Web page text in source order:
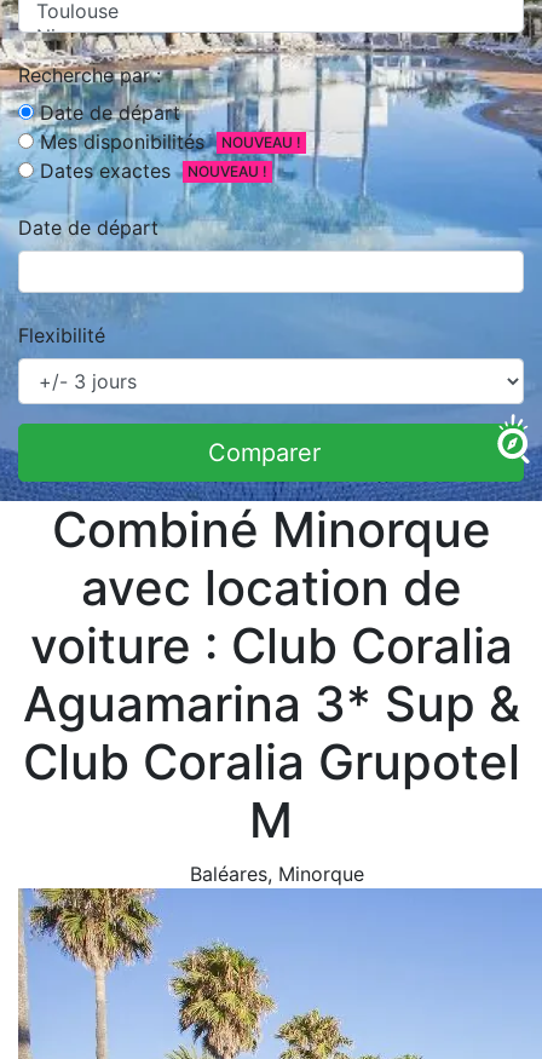
Recherche par :
Date de départ
Mes disponibilités
NOUVEAU !
Dates exactes NOUVEAU !
Date de départ
Flexibilité
Comparer
Combiné Minorque
avec location de
voiture : Club Coralia
Aguamarina 3* Sup &
Club Coralia Grupotel
M
Baléares, Minorque